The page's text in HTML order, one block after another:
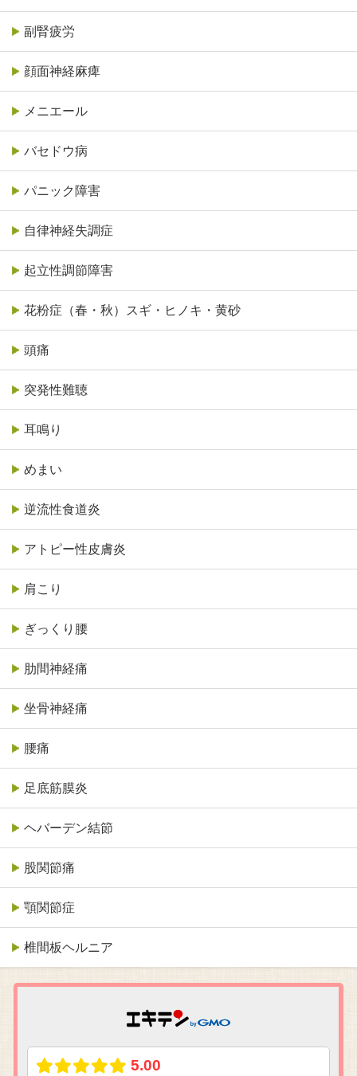
副腎疲労
顔面神経麻痺
メニエール
バセドウ病
パニック障害
自律神経失調症
起立性調節障害
花粉症（春・秋）スギ・ヒノキ・黄砂
頭痛
突発性難聴
耳鳴り
めまい
逆流性食道炎
アトピー性皮膚炎
肩こり
ぎっくり腰
肋間神経痛
坐骨神経痛
腰痛
足底筋膜炎
ヘバーデン結節
股関節痛
顎関節症
椎間板ヘルニア